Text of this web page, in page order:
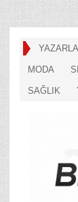
MODA
SAĞLIK